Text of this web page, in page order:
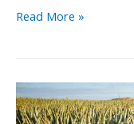
Read More »
Cum
creezi